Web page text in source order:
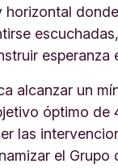
horizontal
esperanza
alcanzar un
óptimo de
las
el Grupo